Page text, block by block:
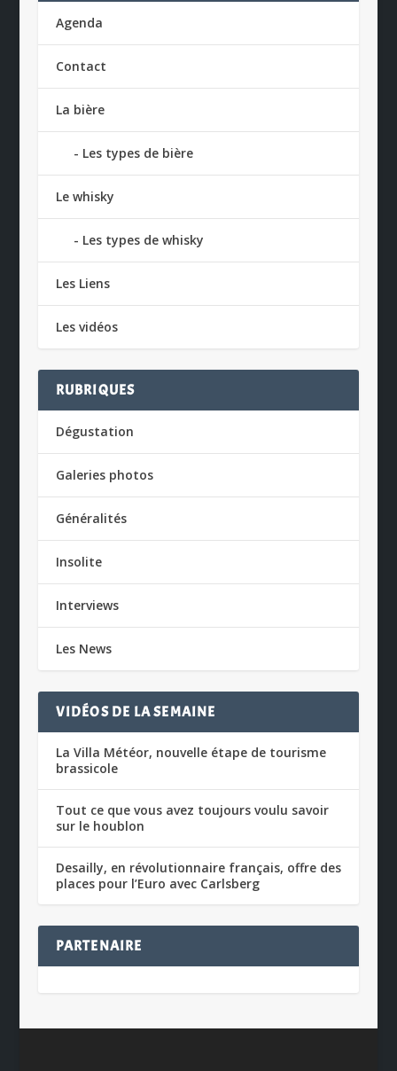
Agenda
Contact
La bière
Les types de bière
Le whisky
Les types de whisky
Les Liens
Les vidéos
RUBRIQUES
Dégustation
Galeries photos
Généralités
Insolite
Interviews
Les News
VIDÉOS DE LA SEMAINE
La Villa Météor, nouvelle étape de tourisme
brassicole
Tout ce que vous avez toujours voulu savoir
sur le houblon
Desailly, en révolutionnaire français, offre des
places pour l’Euro avec Carlsberg
PARTENAIRE